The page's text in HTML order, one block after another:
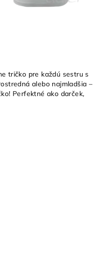
tričko pre každú sestru s
alebo najmladšia –
Perfektné ako darček,